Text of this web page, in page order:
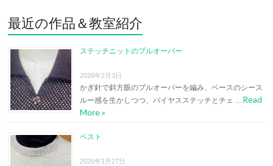
最近の作品＆教室紹介
ステッチニットのプルオーバー
2026年2月3日
かぎ針で斜方眼のプルオーバーを編み、ベースのシース
ルー感を生かしつつ、バイヤスステッチとチェ …Read
More »
ベスト
2026年1月27日